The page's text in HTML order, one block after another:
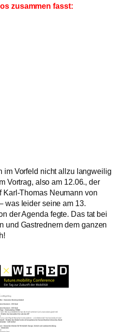
zusammen fasst:
im Vorfeld nicht allzu langweilig
Vortrag, also am 12.06., der
Karl-Thomas Neumann von
was leider seine am 13.
der Agenda fegte. Das tat bei
und Gastrednern dem ganzen